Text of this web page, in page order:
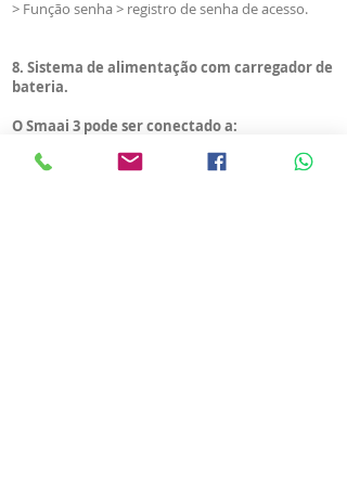
> Função senha > registro de senha de acesso.
8. Sistema de alimentação com carregador de
bateria.
O Smaai 3 pode ser conectado a:
> Até 5 sondas de temperatura e umidade > Sonda